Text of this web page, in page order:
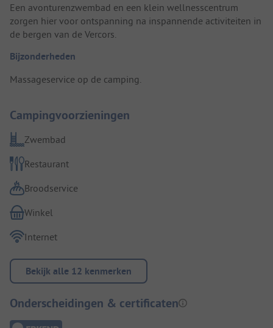
Een avonturenzwembad en een klein wellnesscentrum
zorgen hier voor ontspanning na inspannende activiteiten in
de bergen van de Vercors.
Bijzonderheden
Massageservice op de camping.
Campingvoorzieningen
Zwembad
Restaurant
Broodservice
Winkel
Internet
Bekijk alle 12 kenmerken
Onderscheidingen & certificaten